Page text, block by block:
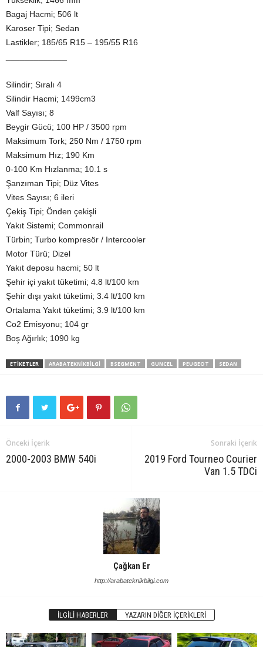
Bagaj Hacmi; 506 lt
Karoser Tipi; Sedan
Lastikler; 185/65 R15 – 195/55 R16
Silindir; Sıralı 4
Silindir Hacmi; 1499cm3
Valf Sayısı; 8
Beygir Gücü; 100 HP / 3500 rpm
Maksimum Tork; 250 Nm / 1750 rpm
Maksimum Hız; 190 Km
0-100 Km Hızlanma; 10.1 s
Şanzıman Tipi; Düz Vites
Vites Sayısı; 6 ileri
Çekiş Tipi; Önden çekişli
Yakıt Sistemi; Commonrail
Türbin; Turbo kompresör / Intercooler
Motor Türü; Dizel
Yakıt deposu hacmi; 50 lt
Şehir içi yakıt tüketimi; 4.8 lt/100 km
Şehir dışı yakıt tüketimi; 3.4 lt/100 km
Ortalama Yakıt tüketimi; 3.9 lt/100 km
Co2 Emisyonu; 104 gr
Boş Ağırlık; 1090 kg
ETIKETLER ARABATEKNIKBILGI BSEGMENT GUNCEL PEUGEOT SEDAN
Önceki İçerik
2000-2003 BMW 540i
Sonraki İçerik
2019 Ford Tourneo Courier
Van 1.5 TDCi
Çağkan Er
http://arabateknikbilgi.com
İLGILI HABERLER YAZARIN DIĞER İÇERIKLERI